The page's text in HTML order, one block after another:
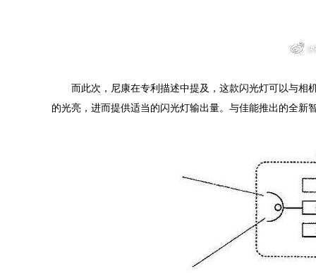
而此次，尼康在专利描述中提及，这款闪光灯可以与相
的光亮，进而提供适当的闪光灯输出量。与佳能推出的全新